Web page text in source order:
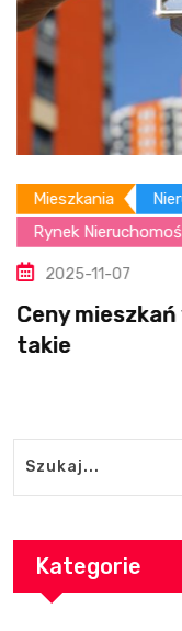
Mieszkania
Rynek
2025-11-07
Ceny mieszkań
takie
Kategorie